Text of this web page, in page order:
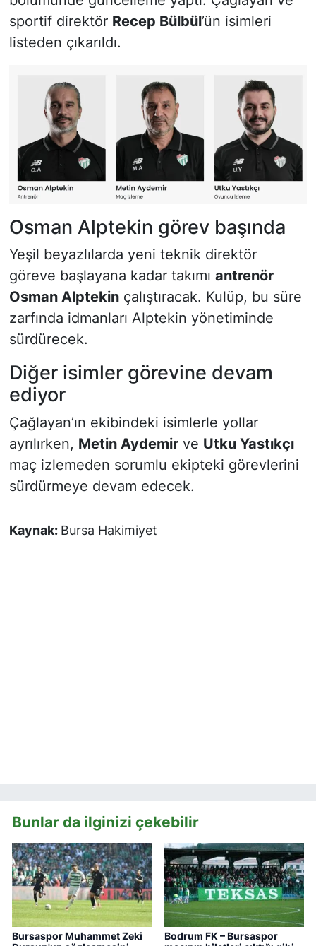
sportif direktör Recep Bülbül’ün isimleri
listeden çıkarıldı.
Osman Alptekin görev başında
Yeşil beyazlılarda yeni teknik direktör
göreve başlayana kadar takımı antrenör
Osman Alptekinçalıştıracak. Kulüp, bu süre
zarfında idmanları Alptekin yönetiminde
sürdürecek.
Diğer isimler görevine devam
ediyor
Çağlayan’ın ekibindeki isimlerle yollar
ayrılırken, Metin Aydemirve Utku Yastıkçı
maç izlemeden sorumlu ekipteki görevlerini
sürdürmeye devam edecek.
Kaynak: Bursa Hakimiyet
Bunlar da ilginizi çekebilir
Bursaspor Muhammet Zeki
Bodrum FK – Bursaspor